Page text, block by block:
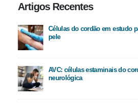
Artigos Recentes
Células do cordão em estudo
pele
AVC: células estaminais do
neurológica